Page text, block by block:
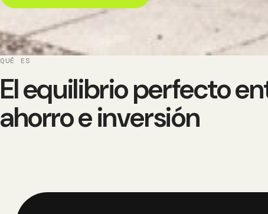
QUÉ ES
El equilibrio perfecto
ahorro e inversión